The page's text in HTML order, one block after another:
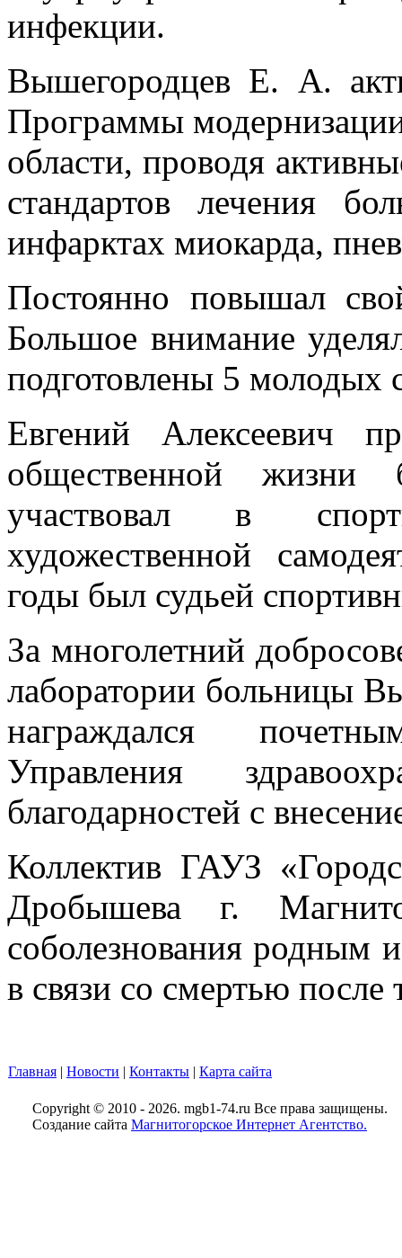
инфекции.
Вышегородцев Е. А.
Программы
области, проводя
стандартов лечения
инфарктах миокарда,
Постоянно повышал
Большое внимание
подготовлены 5 молодых
Евгений Алексеевич
общественной жизни
участвовал в
художественной
годы был судьей
За многолетний
лаборатории больницы
награждался
Управления
благодарностей с
Коллектив ГАУЗ
Дробышева г.
соболезнования родным
в связи со смертью после
Главная | Новости | Контакты | Карта сайта
Copyright © 2010 - 2026. mgb1-74.ru Все права защищены.
Создание сайта Магнитогорское Интернет Агентство.